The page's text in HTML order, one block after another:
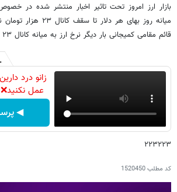
بازار ارز امروز تحت تاثیر اخبار منتشر شده در
میانه روز بهای هر
قائم مقامی کمیجانی بار دیگر نرخ ارز به میانه کانال ۲۳ هزار تومان برگشت.
زانو درد
عمل
◀
۲۲۳۲۲۳
کد مطلب1520450